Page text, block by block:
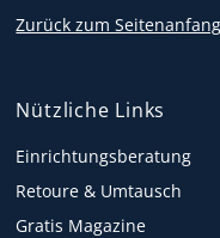
Zurück zum Seitenanfang
Nützliche Links
Einrichtungsberatung
Retoure & Umtausch
Gratis Magazine